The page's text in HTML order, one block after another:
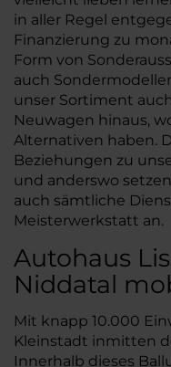
in aller Regel
Finanzierung zu
Form von
auch
unser Sortiment
Neuwagen hinaus,
Alternativen haben.
Beziehungen zu
und anderswo
auch sämtliche
Meisterwerkstatt an.
Autohaus
Niddatal
Mit knapp 10.000
Kleinstadt inmitten
Innerhalb dieses